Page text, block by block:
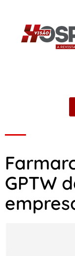
GPTW